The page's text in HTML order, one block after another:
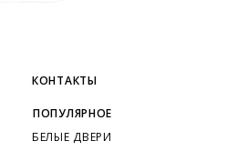
КОНТАКТЫ
ПОПУЛЯРНОЕ
БЕЛЫЕ ДВЕРИ